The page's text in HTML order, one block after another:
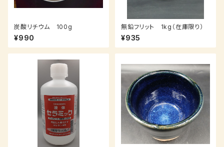
炭酸リチウム 100g
¥990
無鉛フリット 1kg（在庫限り）
¥935